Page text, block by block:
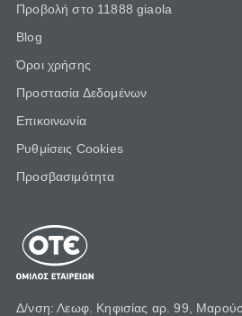
Προβολή στο 11888 giaola
Blog
Όροι χρήσης
Προστασία Δεδομένων
Επικοινωνία
Ρυθμίσεις Cookies
Προσβασιμότητα
Δ/νση: Λεωφ. Κηφισίας αρ. 99,